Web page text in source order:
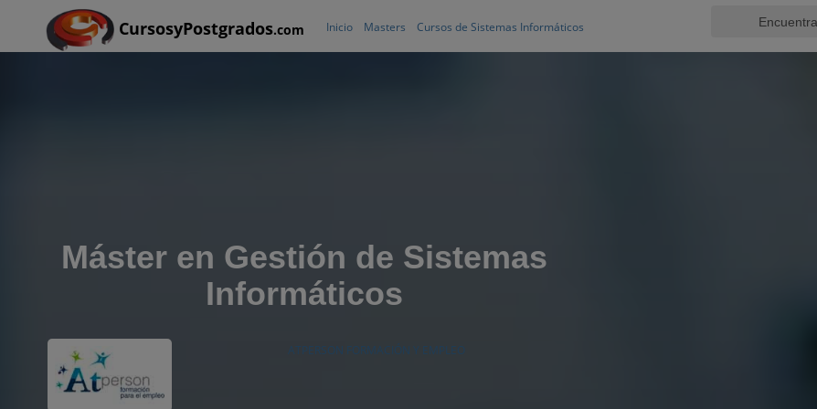
CursosyPostgrados.com Inicio Masters Cursos de Sistemas Informáticos
Máster en Gestión de Sistemas
Informáticos
ATPERSON FORMACIÓN Y EMPLEO